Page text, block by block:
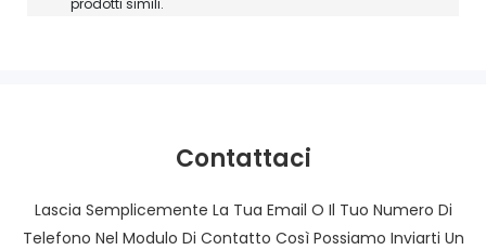
Contattaci
Lascia Semplicemente La Tua Email O Il Tuo Numero Di
Telefono Nel Modulo Di Contatto Così Possiamo Inviarti Un